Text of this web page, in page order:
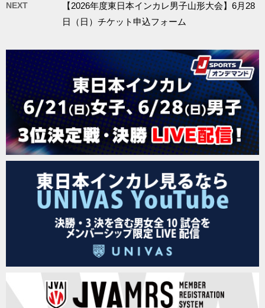
NEXT
【2026年度東日本インカレ男子山形大会】6月28
日（日）チケット申込フォーム